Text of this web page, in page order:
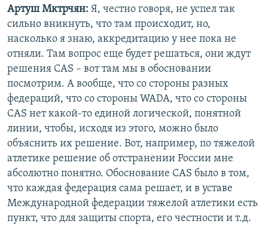
Артуш Мктрчян: Я, честно говоря, не успел так
сильно вникнуть, что там происходит, но,
насколько я знаю, аккредитацию у нее пока не
отняли. Там вопрос еще будет решаться, они ждут
решения CAS – вот там мы в обосновании
посмотрим. А вообще, что со стороны разных
федераций, что со стороны WADA, что со стороны
CAS нет какой-то единой логической, понятной
линии, чтобы, исходя из этого, можно было
объяснить их решение. Вот, например, по тяжелой
атлетике решение об отстранении России мне
абсолютно понятно. Обоснование CAS было в том,
что каждая федерация сама решает, и в уставе
Международной федерации тяжелой атлетики есть
пункт, что для защиты спорта, его честности и т.д.